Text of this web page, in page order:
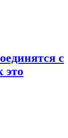
с
это